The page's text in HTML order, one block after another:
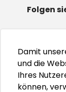
Folgen
Damit
und die
Ihres
können,